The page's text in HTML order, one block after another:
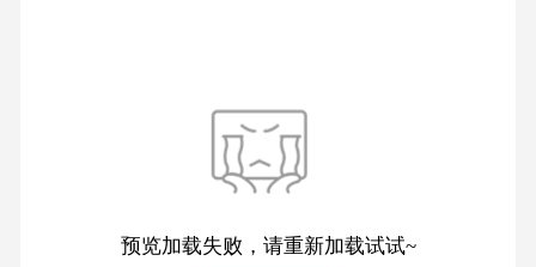
预览加载失败，请重新加载试试~